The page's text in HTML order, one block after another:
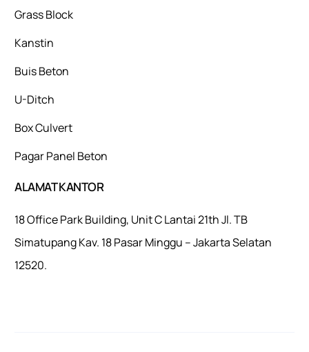
Grass Block
Kanstin
Buis Beton
U-Ditch
Box Culvert
Pagar Panel Beton
ALAMAT KANTOR
18 Office Park Building, Unit C Lantai 21th Jl. TB
Simatupang Kav. 18 Pasar Minggu – Jakarta Selatan
12520.